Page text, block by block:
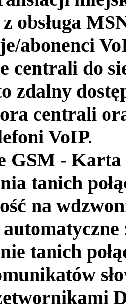
obsługa
abonenci
centrali do
zdalny
centrali
VoIP.
GSM - Karta
tanich
na
tanich